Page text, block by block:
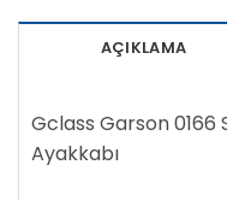
AÇIKLAMA
Gclass Garson 0166
Ayakkabı